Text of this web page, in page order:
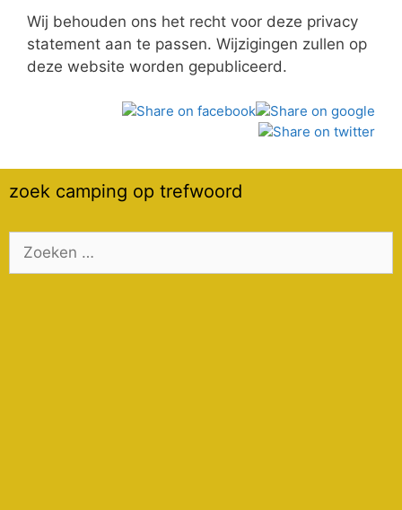
Wij behouden ons het recht voor deze privacy
statement aan te passen. Wijzigingen zullen op
deze website worden gepubliceerd.
zoek camping op trefwoord
Zoek